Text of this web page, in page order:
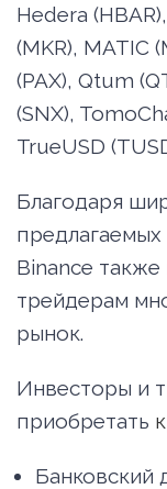
Hedera
(MKR), MATIC
(PAX), Qtum
(SNX),
TrueUSD
Благодаря
предлагаемых
Binance
трейдерам
рынок.
Инвесторы и
приобретать
Банковский